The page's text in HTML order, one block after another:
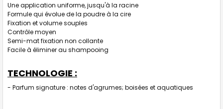
Une application uniforme, jusqu'à la racine
Formule qui évolue de la poudre à la cire
Fixation et volume souples
Contrôle moyen
Semi-mat fixation non collante
Facile à éliminer au shampooing
TECHNOLOGIE :
- Parfum signature : notes d'agrumes; boisées et aquatiques